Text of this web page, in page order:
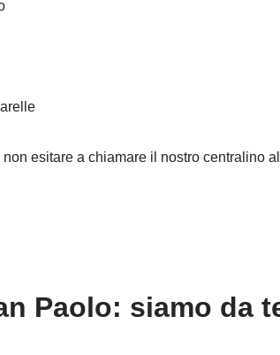
esitare a chiamare il nostro centralino
Paolo: siamo da